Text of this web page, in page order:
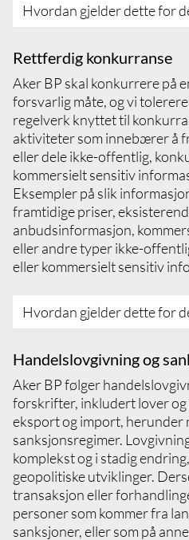
Hvordan gjelder dette for
Sett deg inn i og
hvordan den gjelder
Sørg for å behandle
konfidensielt, også i
BP-representanter
Ta alltid kontakt
avdeling eller
for råd dersom det
Husk at disse
selv om du ikke
representan
Rettferdig konkurranse
Aker BP skal konkurrere på
forsvarlig måte, og vi
regelverk knyttet til
aktiviteter som innebærer å
eller dele ikke-offentlig,
kommersielt sensitiv
Eksempler på slik
framtidige priser,
anbudsinformasjon,
eller andre typer ikke-
eller kommersielt sensitiv
Hvordan gjelder dette for
Aldri delta i
markeder etter
kunder) eller
tjenestetilbud
Du må aldri utveksle
kommersielt sensitiv
konkurrenter. Vær
hvor slik informasjon
fra dersom andre
Handelslovgivning og
Aker BP følger
forskrifter, inkludert lover
eksport og import, herunder
sanksjonsregimer.
komplekst og i stadig
geopolitiske utviklinger.
transaksjon eller
personer som kommer fra
sanksjoner, eller som på